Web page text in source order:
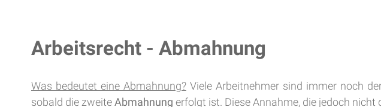
Arbeitsrecht - Abmahnung
Was bedeutet eine Abmahnung?Viele Arbeitnehmer sind immer noch
sobald die zweiteAbmahnung erfolgt ist. Diese Annahme, die jedoch